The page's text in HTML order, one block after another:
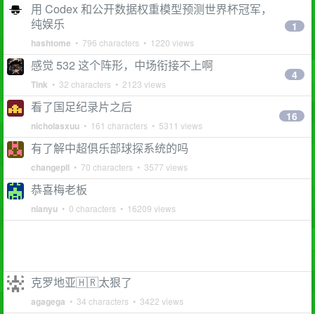
用 Codex 和公开数据权重模型预测世界杯冠军，
纯娱乐
hashtome • 796 characters • 1220 views
1
感觉 532 这个阵形，中场衔接不上啊
Tink • 32 characters • 2123 views
4
看了国足纪录片之后
nicholasxuu • 161 characters • 5311 views
16
有了解中超俱乐部球探系统的吗
changepll • 70 characters • 3577 views
恭喜梅老板
nianyu • 0 characters • 16209 views
克罗地亚🇭🇷太狠了
agagega • 34 characters • 3422 views